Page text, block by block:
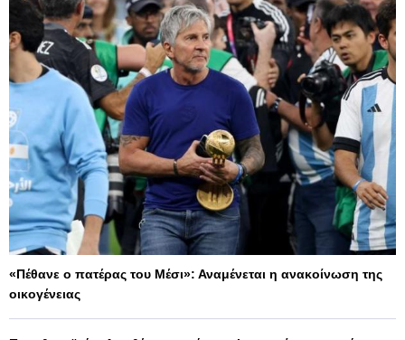
«Πέθανε ο πατέρας του Μέσι»: Αναμένεται η ανακοίνωση της
οικογένειας